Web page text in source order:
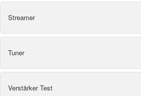
Streamer
Tuner
Verstärker Test